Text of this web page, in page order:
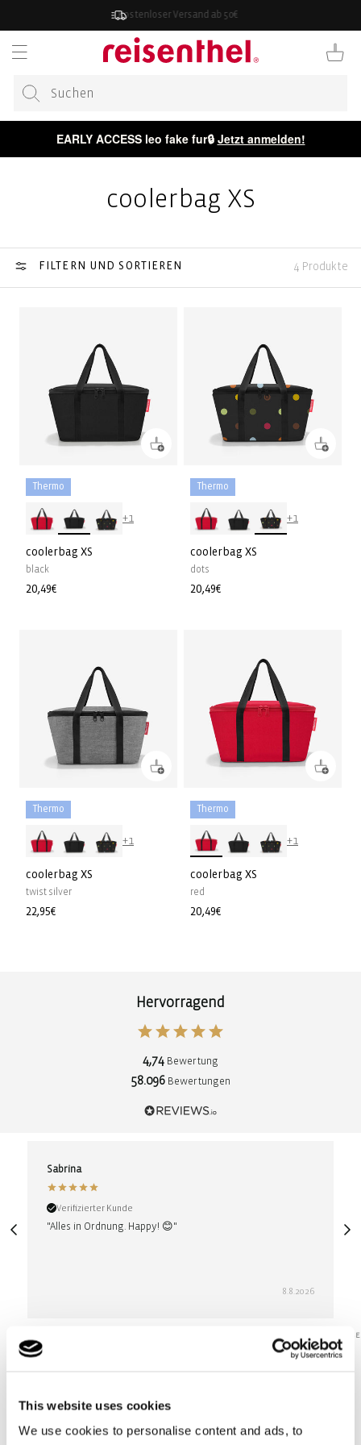
This website uses cookies
We use cookies to personalise content and ads, to
Kostenloser Versand ab 50€
EARLY ACCESS leo fake fur🔒 Jetzt anmelden!
coolerbag XS
FILTERN UND SORTIEREN 4 Produkte
Thermo
+1
coolerbag XS
black
Normaler
20,49€
Thermo
+1
coolerbag XS
dots
Normaler
20,49€
Thermo
+1
coolerbag XS
twist silver
Normaler
22,95€
Thermo
+1
coolerbag XS
red
Normaler
20,49€
Hervorragend
4,74 Bewertung
58.096 Bewertungen
Sabrina
Verifizierter Kunde
"Alles in Ordnung. Happy! 😊"
8.8.2026
PAUSE